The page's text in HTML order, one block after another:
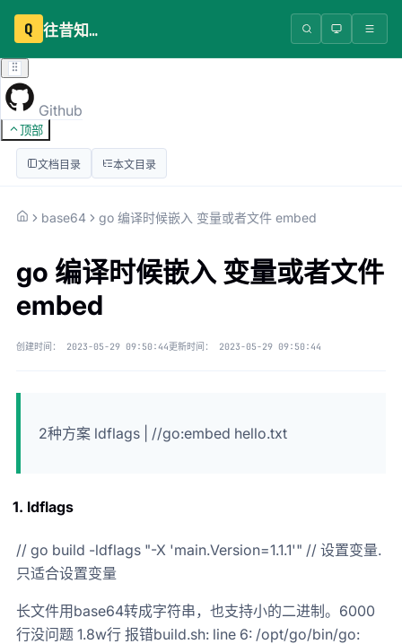
Q 往昔知识库
Github
顶部
文档目录 本文目录
base64 go 编译时候嵌入 变量或者文件 embed
go 编译时候嵌入 变量或者文件
embed
创建时间： 2023-05-29 09:50:44更新时间： 2023-05-29 09:50:44
2种方案 ldflags | //go:embed hello.txt
1. ldflags
// go build -ldflags "-X 'main.Version=1.1.1'" // 设置变量.
只适合设置变量
长文件用base64转成字符串，也支持小的二进制。6000
行没问题 1.8w行 报错build.sh: line 6: /opt/go/bin/go: